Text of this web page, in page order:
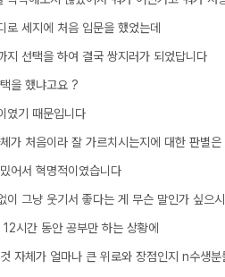
로 세지에 처음 입문을 했었는데
지 선택을 하여 결국 쌍지러가 되었답니다
을 했냐고요 ?
였기 때문입니다
가 처음이라 잘 가르치시는지에 대한 판별
어서 혁명적이였습니다
이 그냥 웃기서 좋다는 게 무슨 말인가 싶으
시간 동안 공부만 하는 상황에
자체가 얼마나 큰 위로와 장점인지 n수생분